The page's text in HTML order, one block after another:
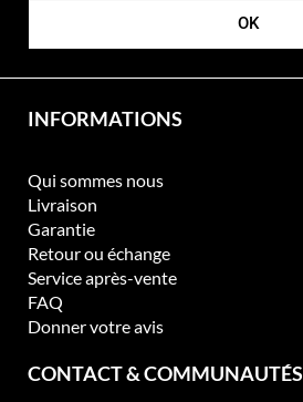
OK
INFORMATIONS
Qui sommes nous
Livraison
Garantie
Retour ou échange
Service après-vente
FAQ
Donner votre avis
CONTACT & COMMUNAUTÉS